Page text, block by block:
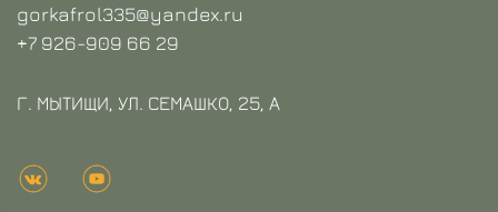
gorkafrol335@yandex.ru
+7 926-909 66 29
Г. МЫТИЩИ, УЛ. СЕМАШКО, 25, А